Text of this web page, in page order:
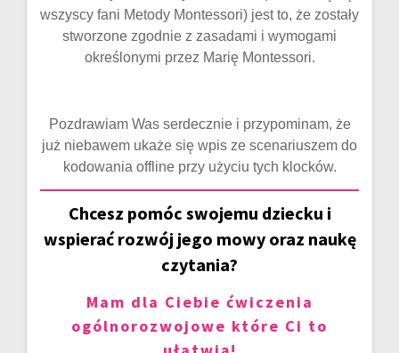
wszyscy fani Metody Montessori) jest to, że zostały
stworzone zgodnie z zasadami i wymogami
określonymi przez Marię Montessori.
Pozdrawiam Was serdecznie i przypominam, że
już niebawem ukaże się wpis ze scenariuszem do
kodowania offline przy użyciu tych klocków.
Chcesz pomóc swojemu dziecku i
wspierać rozwój jego mowy oraz naukę
czytania?
Mam dla Ciebie ćwiczenia
ogólnorozwojowe które Ci to